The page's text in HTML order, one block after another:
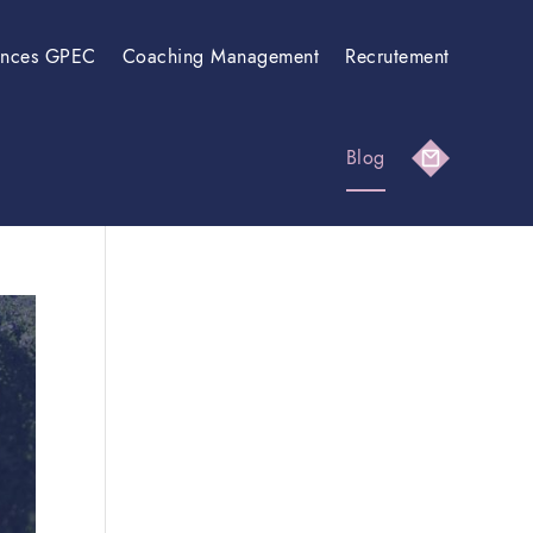
GPEC Coaching Management Recrutement
Blog Contact